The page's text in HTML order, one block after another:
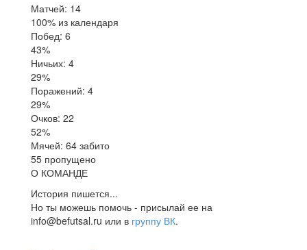
Матчей: 14
100% из календаря
Побед: 6
43%
Ничьих: 4
29%
Поражений: 4
29%
Очков: 22
52%
Мячей: 64 забито
55 пропущено
О КОМАНДЕ
История пишется...
Но ты можешь помочь - присылай ее на
info@befutsal.ru или в группу ВК.